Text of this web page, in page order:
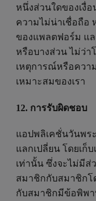
หนึ่งส่วนใดของเงื่
ความไม่น่าเชื่อถือ
ของแพลตฟอร์ม แ
หรือบางส่วน ไม่ว่า
เหตุการณ์หรือควา
เหมาะสมของเรา
12. การรับผิดชอบ
แอปพลิเคชั่นวันพร
แลกเปลี่ยน โดยเก็
เท่านั้น ซึ่งจะไม่มีส่
สมาชิกกับสมาชิกโ
กับสมาชิกมีข้อพิพา